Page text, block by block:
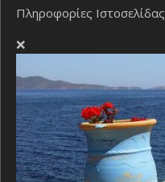
Πληροφορίες Ιστοσελίδας
❌